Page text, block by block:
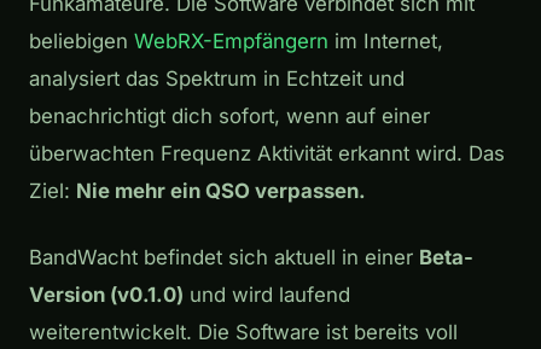
beliebigen WebRX-Empfängern im Internet,
analysiert das Spektrum in Echtzeit und
benachrichtigt dich sofort, wenn auf einer
überwachten Frequenz Aktivität erkannt wird. Das
Ziel: Nie mehr ein QSO verpassen.
BandWacht befindet sich aktuell in einer Beta-
Version (v0.1.0) und wird laufend
weiterentwickelt. Die Software ist bereits voll